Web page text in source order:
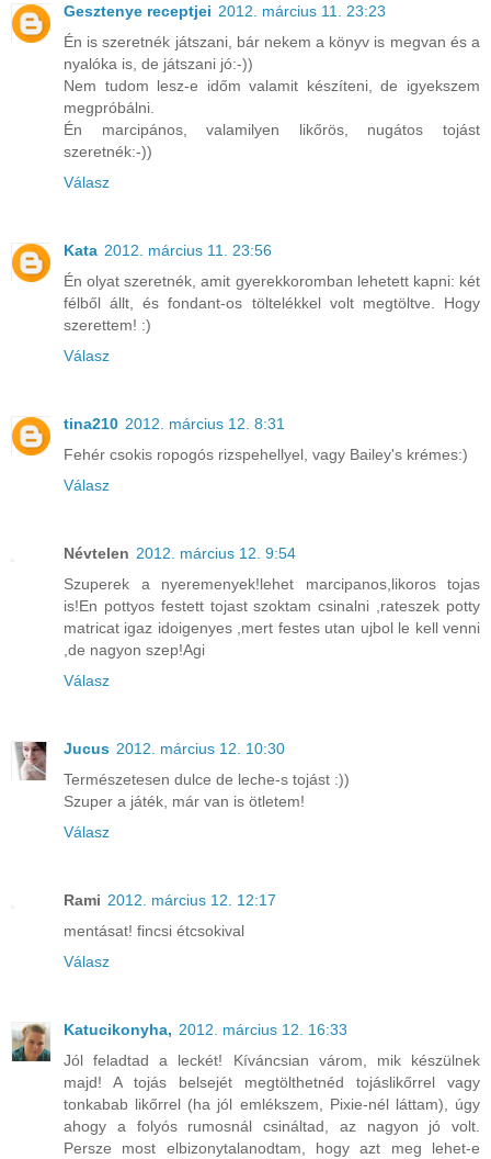
Gesztenye receptjei 2012. március 11. 23:23
Én is szeretnék játszani, bár nekem a könyv is megvan és a
nyalóka is, de játszani jó:-))
Nem tudom lesz-e időm valamit készíteni, de igyekszem
megpróbálni.
Én marcipános, valamilyen likőrös, nugátos tojást
szeretnék:-))
Válasz
Kata 2012. március 11. 23:56
Én olyat szeretnék, amit gyerekkoromban lehetett kapni: két
félből állt, és fondant-os töltelékkel volt megtöltve. Hogy
szerettem! :)
Válasz
tina210 2012. március 12. 8:31
Fehér csokis ropogós rizspehellyel, vagy Bailey's krémes:)
Válasz
Névtelen 2012. március 12. 9:54
Szuperek a nyeremenyek!lehet marcipanos,likoros tojas
is!En pottyos festett tojast szoktam csinalni ,rateszek potty
matricat igaz idoigenyes ,mert festes utan ujbol le kell venni
,de nagyon szep!Agi
Válasz
Jucus 2012. március 12. 10:30
Természetesen dulce de leche-s tojást :))
Szuper a játék, már van is ötletem!
Válasz
Rami 2012. március 12. 12:17
mentásat! fincsi étcsokival
Válasz
Katucikonyha, 2012. március 12. 16:33
Jól feladtad a leckét! Kíváncsian várom, mik készülnek
majd! A tojás belsejét megtölthetnéd tojáslikőrrel vagy
tonkabab likőrrel (ha jól emlékszem, Pixie-nél láttam), úgy
ahogy a folyós rumosnál csináltad, az nagyon jó volt.
Persze most elbizonytalanodtam, hogy azt meg lehet-e